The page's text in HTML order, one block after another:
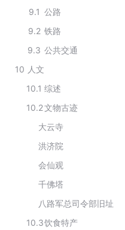
9.1 公路
9.2 铁路
9.3 公共交通
10 人文
10.1 综述
10.2文物古迹
大云寺
洪济院
会仙观
千佛塔
八路军总司令部旧址
10.3饮食特产